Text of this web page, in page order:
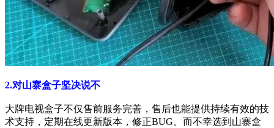
2.对山寨盒子坚决说不
大牌电视盒子不仅售前服务完善，售后也能提供持续有效的技
术支持，定期在线更新版本，修正BUG。而不幸选到山寨盒